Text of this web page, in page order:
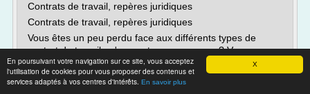
X
En poursuivant votre navigation sur ce site, vous acceptez
l'utilisation de cookies pour vous proposer des contenus et
services adaptés à vos centres d'intérêts. En savoir plus
Contrats de travail, repères juridiques
Contrats de travail, repères juridiques
Vous êtes un peu perdu face aux différents types de
contrat de travail qu'on peut vous proposer ? Vous vous
demandez ce qu'ils impliquent ? Voici une première
orientation sur la réglementation la plus essentielle, avec
des liens vers une information plus approfondie.